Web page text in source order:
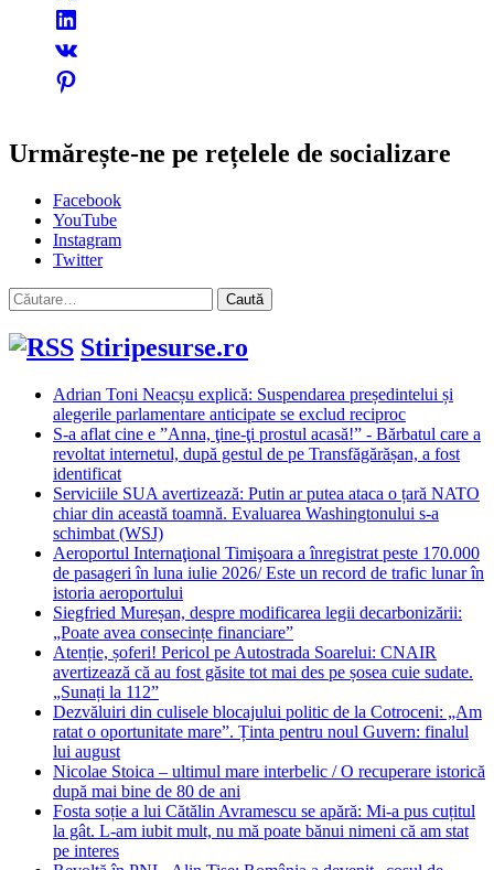
Urmărește-ne pe rețelele de socializare
Facebook
YouTube
Instagram
Twitter
Caută
după:
Stiripesurse.ro
Adrian Toni Neacșu explică: Suspendarea președintelui și
alegerile parlamentare anticipate se exclud reciproc
S-a aflat cine e ”Anna, ţine-ţi prostul acasă!” - Bărbatul care a
revoltat internetul, după gestul de pe Transfăgărășan, a fost
identificat
Serviciile SUA avertizează: Putin ar putea ataca o țară NATO
chiar din această toamnă. Evaluarea Washingtonului s-a
schimbat (WSJ)
Aeroportul Internaţional Timişoara a înregistrat peste 170.000
de pasageri în luna iulie 2026/ Este un record de trafic lunar în
istoria aeroportului
Siegfried Mureșan, despre modificarea legii decarbonizării:
„Poate avea consecințe financiare”
Atenție, șoferi! Pericol pe Autostrada Soarelui: CNAIR
avertizează că au fost găsite tot mai des pe șosea cuie sudate.
„Sunați la 112”
Dezvăluiri din culisele blocajului politic de la Cotroceni: „Am
ratat o oportunitate mare”. Ținta pentru noul Guvern: finalul
lui august
Nicolae Stoica – ultimul mare interbelic / O recuperare istorică
după mai bine de 80 de ani
Fosta soție a lui Cătălin Avramescu se apără: Mi-a pus cuțitul
la gât. L-am iubit mult, nu mă poate bănui nimeni că am stat
pe interes